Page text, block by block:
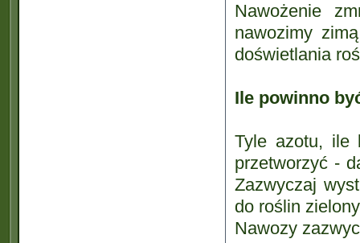
Nawożenie
nawozimy
doświetlania
Ile powinno
Tyle azotu, ile
przetworzyć -
Zazwyczaj
do roślin
Nawozy